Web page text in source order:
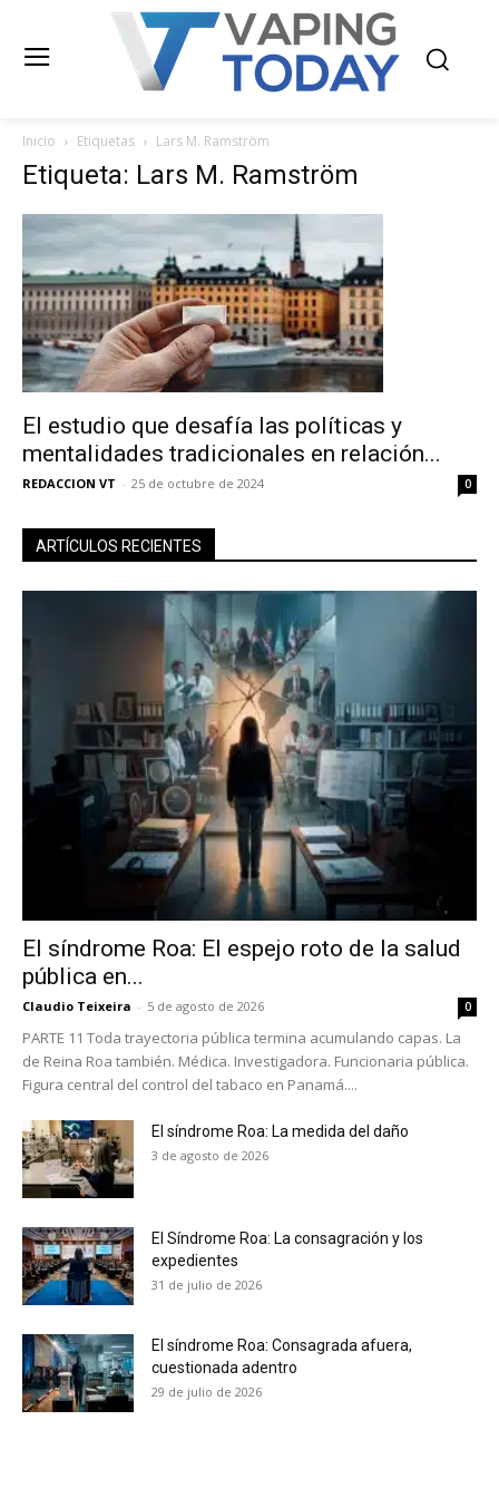
No te pierdas de las
Inicio Etiquetas Lars M. Ramström
Etiqueta: Lars M. Ramström
El estudio que desafía las políticas y
mentalidades tradicionales en relación...
REDACCION VT - 25 de octubre de 2024 0
ARTÍCULOS RECIENTES
El síndrome Roa: El espejo roto de la salud
pública en...
Claudio Teixeira - 5 de agosto de 2026 0
PARTE 11 Toda trayectoria pública termina acumulando capas. La
de Reina Roa también. Médica. Investigadora. Funcionaria pública.
Figura central del control del tabaco en Panamá....
El síndrome Roa: La medida del daño
3 de agosto de 2026
El Síndrome Roa: La consagración y los
expedientes
31 de julio de 2026
El síndrome Roa: Consagrada afuera,
cuestionada adentro
29 de julio de 2026